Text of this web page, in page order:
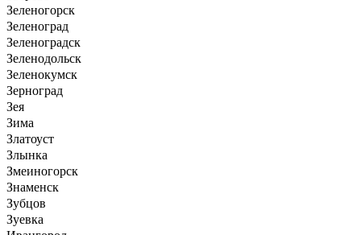
Зеленогорск
Зеленоград
Зеленоградск
Зеленодольск
Зеленокумск
Зерноград
Зея
Зима
Златоуст
Злынка
Змеиногорск
Знаменск
Зубцов
Зуевка